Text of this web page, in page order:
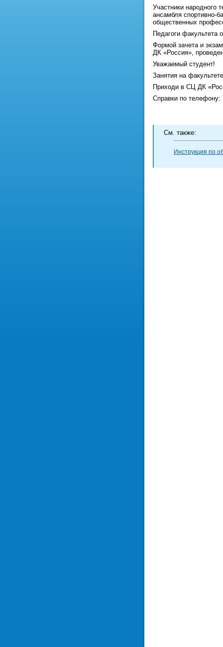
Участники народного
ансамбля спортивно-
общественных
Педагоги
Формой зачета и
ДК «Россия»,
Уважаемый студент!
Занятия на
Приходи в СЦ ДК
Справки по телефону:
Cм. также:
Инструкция по